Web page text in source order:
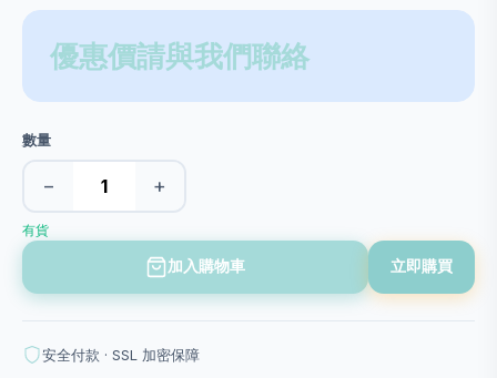
優惠價請與我們聯絡
數量
− +
有貨
加入購物車 立即購買
安全付款 · SSL 加密保障